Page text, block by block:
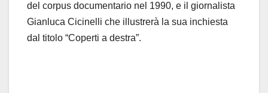
del corpus documentario nel 1990, e il giornalista
Gianluca Cicinelli che illustrerà la sua inchiesta
dal titolo “Coperti a destra”.